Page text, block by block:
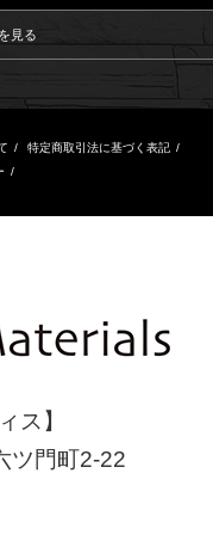
見る
/ 特定商取引法に基づく表記 /
/
ス】
ツ門町2-22